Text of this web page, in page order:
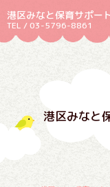
港区みなと保育サポー
TEL / 03-5796-8861
港区みなと